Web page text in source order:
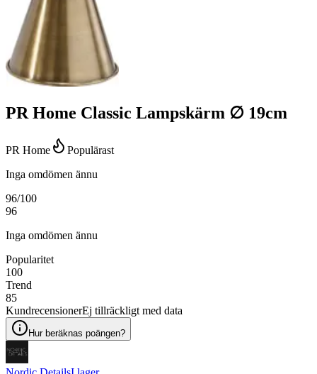
PR Home Classic Lampskärm ∅ 19cm
PR Home
Populärast
Inga omdömen ännu
96/100
96
Inga omdömen ännu
Popularitet
100
Trend
85
KundrecensionerEj tillräckligt med data
Hur beräknas poängen?